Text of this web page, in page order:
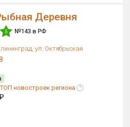
Деревня
5 №143 в РФ
ул. Октябрьская
новостроек региона ?